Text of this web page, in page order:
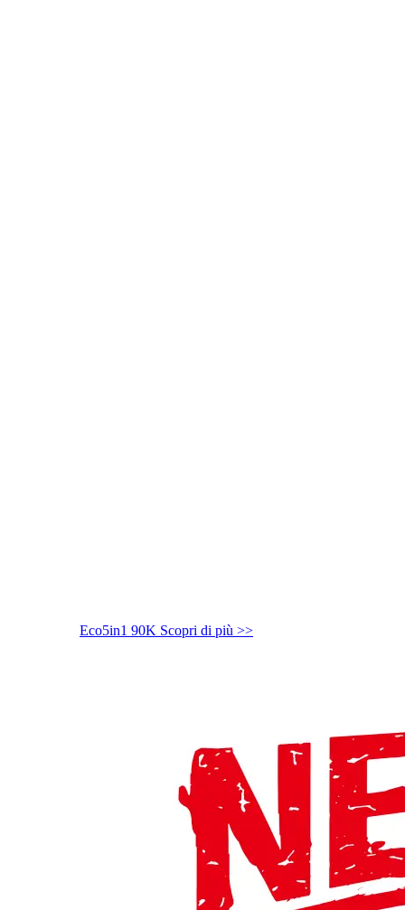
Eco5in1 90K Scopri di più >>